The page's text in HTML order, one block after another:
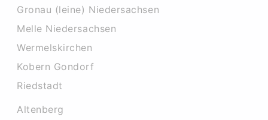
Gronau (leine) Niedersachsen
Melle Niedersachsen
Wermelskirchen
Kobern Gondorf
Riedstadt
Altenberg